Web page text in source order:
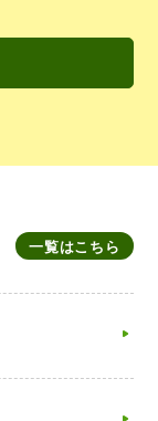
一覧はこちら